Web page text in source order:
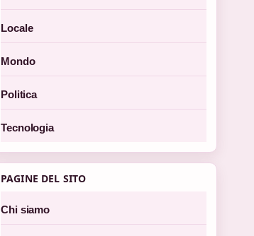
Locale
Mondo
Politica
Tecnologia
PAGINE DEL SITO
Chi siamo